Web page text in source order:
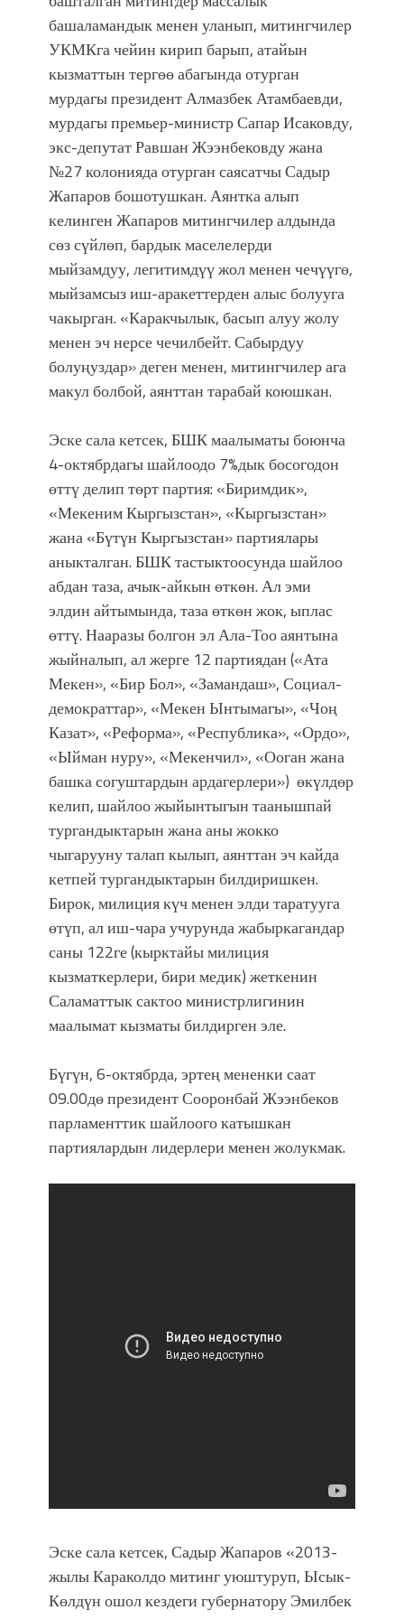
болмок”
башаламандык менен уланып, митингчилер
УКМКга чейин кирип барып, атайын
кызматтын тергөө абагында отурган
мурдагы президент Алмазбек Атамбаевди,
мурдагы премьер-министр Сапар Исаковду,
экс-депутат Равшан Жээнбековду жана
№27 колонияда отурган саясатчы Садыр
Жапаров бошотушкан. Аянтка алып
келинген Жапаров митингчилер алдында
сөз сүйлөп, бардык маселелерди
мыйзамдуу, легитимдүү жол менен чечүүгө,
мыйзамсыз иш-аракеттерден алыс болууга
чакырган. «Каракчылык, басып алуу жолу
менен эч нерсе чечилбейт. Сабырдуу
болуңуздар» деген менен, митингчилер ага
макул болбой, аянттан тарабай коюшкан.
Эске сала кетсек, БШК маалыматы боюнча
4-октябрдагы шайлоодо 7%дык босогодон
өттү делип төрт партия: «Биримдик»,
«Мекеним Кыргызстан», «Кыргызстан»
жана «Бүтүн Кыргызстан» партиялары
аныкталган. БШК тастыктоосунда шайлоо
абдан таза, ачык-айкын өткөн. Ал эми
элдин айтымында, таза өткөн жок, ыплас
өттү. Нааразы болгон эл Ала-Тоо аянтына
жыйналып, ал жерге 12 партиядан («Ата
Мекен», «Бир Бол», «Замандаш», Социал-
демократтар», «Мекен Ынтымагы», «Чоң
Казат», «Реформа», «Республика», «Ордо»,
«Ыйман нуру», «Мекенчил», «Ооган жана
башка согуштардын ардагерлери») өкүлдөр
келип, шайлоо жыйынтыгын таанышпай
тургандыктарын жана аны жокко
чыгарууну талап кылып, аянттан эч кайда
кетпей тургандыктарын билдиришкен.
Бирок, милиция күч менен элди таратууга
өтүп, ал иш-чара учурунда жабыркагандар
саны 122ге (кырктайы милиция
кызматкерлери, бири медик) жеткенин
Саламаттык сактоо министрлигинин
маалымат кызматы билдирген эле.
Бүгүн, 6-октябрда, эртең мененки саат
09.00дө президент Сооронбай Жээнбеков
парламенттик шайлоого катышкан
партиялардын лидерлери менен жолукмак.
Эске сала кетсек, Садыр Жапаров «2013-
жылы Караколдо митинг уюштуруп, Ысык-
Көлдүн ошол кездеги губернатору Эмилбек